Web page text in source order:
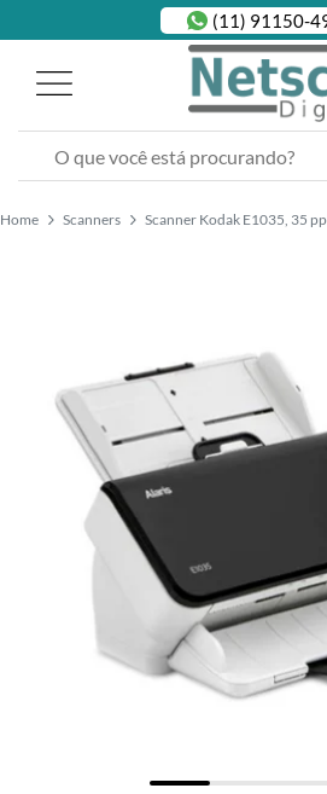
(11) 91150-
Home Scanners Scanner Kodak E1035, 35